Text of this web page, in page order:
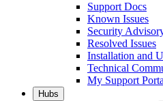
Support Docs
Known Issues
Security
Resolved Issues
Installation and
Technical
My Support
Hubs